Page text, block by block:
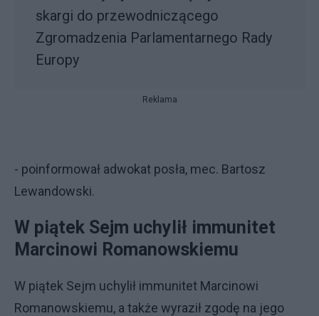
skargi do przewodniczącego
Zgromadzenia Parlamentarnego Rady
Europy
Reklama
- poinformował adwokat posła, mec. Bartosz
Lewandowski.
W piątek Sejm uchylił immunitet
Marcinowi Romanowskiemu
W piątek Sejm uchylił immunitet Marcinowi
Romanowskiemu, a także wyraził zgodę na jego